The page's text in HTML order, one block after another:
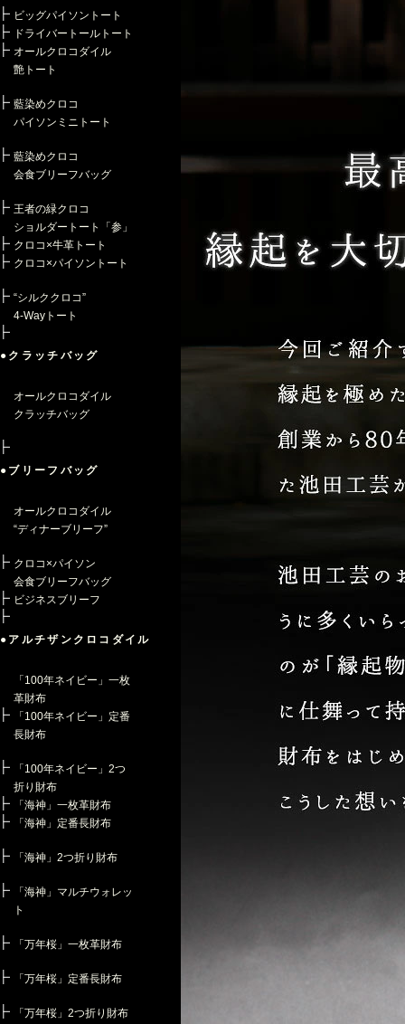
ビッグパイソントート
ドライバートールトート
オールクロコダイル
艶トート
藍染めクロコ
パイソンミニトート
藍染めクロコ
会食ブリーフバッグ
王者の緑クロコ
ショルダートート「参」
クロコ×牛革トート
クロコ×パイソントート
“シルククロコ”
4-Wayトート
●クラッチバッグ
オールクロコダイル
クラッチバッグ
●ブリーフバッグ
オールクロコダイル
“ディナーブリーフ”
クロコ×パイソン
会食ブリーフバッグ
ビジネスブリーフ
●アルチザンクロコダイル
「100年ネイビー」一枚
革財布
「100年ネイビー」定番
長財布
「100年ネイビー」2つ
折り財布
「海神」一枚革財布
「海神」定番長財布
「海神」2つ折り財布
「海神」マルチウォレッ
ト
「万年桜」一枚革財布
「万年桜」定番長財布
「万年桜」2つ折り財布